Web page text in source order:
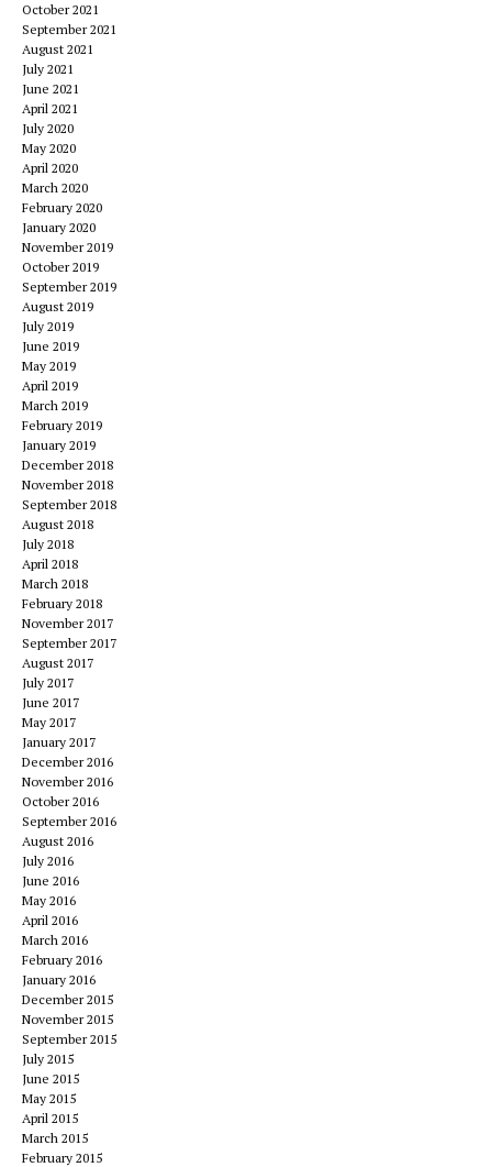
October 2021
September 2021
August 2021
July 2021
June 2021
April 2021
July 2020
May 2020
April 2020
March 2020
February 2020
January 2020
November 2019
October 2019
September 2019
August 2019
July 2019
June 2019
May 2019
April 2019
March 2019
February 2019
January 2019
December 2018
November 2018
September 2018
August 2018
July 2018
April 2018
March 2018
February 2018
November 2017
September 2017
August 2017
July 2017
June 2017
May 2017
January 2017
December 2016
November 2016
October 2016
September 2016
August 2016
July 2016
June 2016
May 2016
April 2016
March 2016
February 2016
January 2016
December 2015
November 2015
September 2015
July 2015
June 2015
May 2015
April 2015
March 2015
February 2015